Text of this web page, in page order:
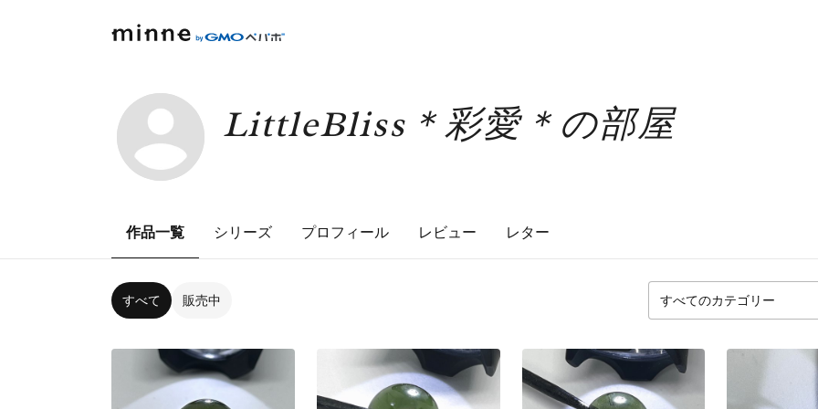
LittleBliss＊彩愛＊の部屋
作品一覧 シリーズ プロフィール レビュー レター
すべて 販売中